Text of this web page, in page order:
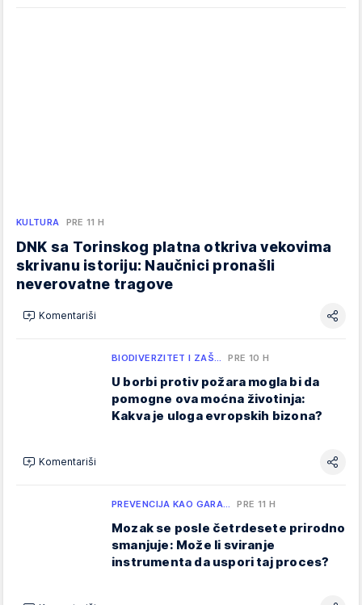
KULTURA PRE 11 H
DNK sa Torinskog platna otkriva vekovima
skrivanu istoriju: Naučnici pronašli
neverovatne tragove
Komentariši
BIODIVERZITET I ZAŠ… PRE 10 H
U borbi protiv požara mogla bi da
pomogne ova moćna životinja:
Kakva je uloga evropskih bizona?
Komentariši
PREVENCIJA KAO GARA… PRE 11 H
Mozak se posle četrdesete prirodno
smanjuje: Može li sviranje
instrumenta da uspori taj proces?